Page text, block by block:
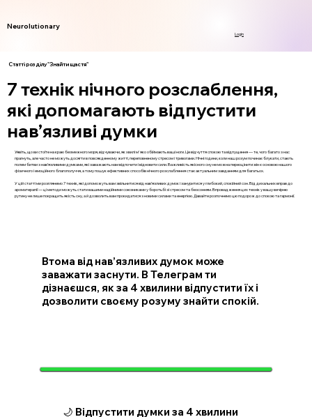
Neurolutionary
Login
Статті розділу "Знайти щастя"
7 технік нічного розслаблення,
які допомагають відпустити
нав’язливі думки
Уявіть, що ви стоїте на краю безмежного моря, відчуваючи, як хвилі м'яко обіймають ваші ноги. Це відчуття спокою та відпущення — те, чого багато з нас
прагнуть, але часто не можуть досягти в повсякденному житті, переповненому стресом і тривогами. Нічні години, коли наш розум починає блукати, стають
полем битви з нав’язливими думками, які заважають нам відпочити і відновити сили. Важливість якісного сну не можна переоцінити: він є основою нашого
фізичного і емоційного благополуччя, а тому пошук ефективних способів нічного розслаблення стає актуальним завданням для багатьох.
У цій статті ми розглянемо 7 технік, які допоможуть вам звільнитися від нав’язливих думок і зануритися у глибокий, спокійний сон. Від дихальних вправ до
ароматерапії — ці методи можуть стати вашими надійними союзниками у боротьбі зі стресом та безсонням. Впровадження цих технік у вашу вечірню
рутину не лише покращить якість сну, а й дозволить вам прокидатися з новими силами та енергією. Давайте розпочнемо цю подорож до спокою та гармонії.
Втома від нав’язливих думок може
заважати заснути. В Телеграм ти
дізнаєшся, як за 4 хвилини відпустити їх і
дозволити своєму розуму знайти спокій.
🌙 Відпустити думки за 4 хвилини